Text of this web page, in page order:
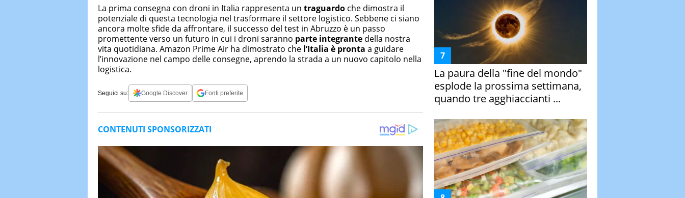
La prima consegna con droni in Italia rappresenta un traguardo che dimostra il
potenziale di questa tecnologia nel trasformare il settore logistico. Sebbene ci siano
ancora molte sfide da affrontare, il successo del test in Abruzzo è un passo
promettente verso un futuro in cui i droni saranno parte integrante della nostra
vita quotidiana. Amazon Prime Air ha dimostrato che l’Italia è pronta a guidare
l’innovazione nel campo delle consegne, aprendo la strada a un nuovo capitolo nella
logistica.
Seguici su: Google Discover Fonti preferite
La paura della "fine del mondo"
esplode la prossima settimana,
quando tre agghiaccianti ...